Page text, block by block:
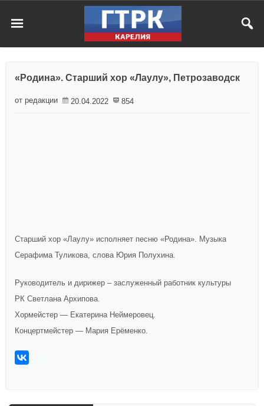
«Родина». Старший хор «Лаулу», Петрозаводск
от редакции 20.04.2022 854
Старший хор «Лаулу» исполняет песню «Родина». Музыка
Серафима Туликова, слова Юрия Полухина.
Руководитель и дирижер – заслуженный работник культуры
РК Светлана Архипова.
Хормейстер — Екатерина Неймеровец.
Концертмейстер — Мария Ерёменко.